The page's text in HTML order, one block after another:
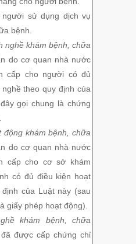
người sử dụng dịch vụ
bệnh.
nghề khám bệnh, chữa
do cơ quan nhà nước
cấp cho người có đủ
theo quy định của
gọi chung là chứng
động khám bệnh, chữa
do cơ quan nhà nước
cấp cho cơ sở khám
có đủ điều kiện hoạt
của Luật này (sau
giấy phép hoạt động).
khám bệnh, chữa
được cấp chứng chỉ